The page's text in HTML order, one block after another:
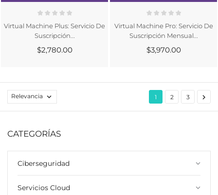
CATEGORÍAS
Ciberseguridad keyboard_arrow_down
Servicios Cloud keyboard_arrow_down
Virtual Machine Plus: Servicio De
Suscripción...
$2,780.00
Virtual Machine Pro: Servicio De
Suscripción Mensual...
$3,970.00
Relevancia  1 2 3 